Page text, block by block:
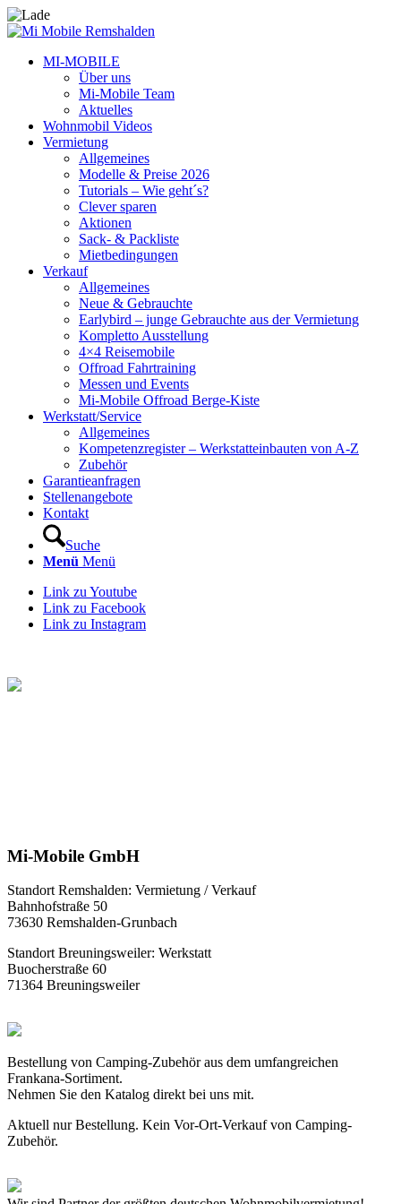
MI-MOBILE
Über uns
Mi-Mobile Team
Aktuelles
Wohnmobil Videos
Vermietung
Allgemeines
Modelle & Preise 2026
Tutorials – Wie geht´s?
Clever sparen
Aktionen
Sack- & Packliste
Mietbedingungen
Verkauf
Allgemeines
Neue & Gebrauchte
Earlybird – junge Gebrauchte aus der Vermietung
Kompletto Ausstellung
4×4 Reisemobile
Offroad Fahrtraining
Messen und Events
Mi-Mobile Offroad Berge-Kiste
Werkstatt/Service
Allgemeines
Kompetenzregister – Werkstatteinbauten von A-Z
Zubehör
Garantieanfragen
Stellenangebote
Kontakt
Suche
Menü Menü
Link zu Youtube
Link zu Facebook
Link zu Instagram
Mi-Mobile GmbH
Standort Remshalden: Vermietung / Verkauf
Bahnhofstraße 50
73630 Remshalden-Grunbach
Standort Breuningsweiler: Werkstatt
Buocherstraße 60
71364 Breuningsweiler
Bestellung von Camping-Zubehör aus dem umfangreichen
Frankana-Sortiment.
Nehmen Sie den Katalog direkt bei uns mit.
Aktuell nur Bestellung. Kein Vor-Ort-Verkauf von Camping-
Zubehör.